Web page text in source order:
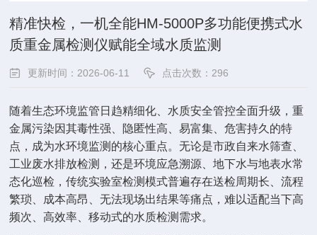
精准快检，一机全能HM-5000P多功能便携式水
质重金属检测仪赋能全域水质监测
更新时间：2026-06-11 点击次数：296
随着生态环境监管日趋精细化、水质安全管控全面升级，重
金属污染因其毒性强、隐匿性高、易富集、危害持久的特
点，成为水环境监测的核心重点。无论是市政自来水筛查、
工业废水排放检测，还是环境应急溯源、地下水与地表水常
态化巡检，传统实验室检测模式普遍存在送检周期长、流程
繁琐、成本高昂、无法现场出结果等痛点，难以适配当下高
频次、高效率、移动式的水质检测需求。